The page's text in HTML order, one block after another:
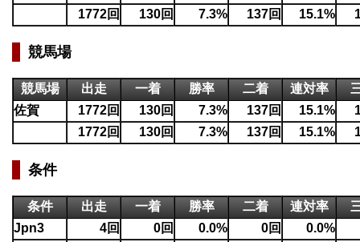
1772回
130回 7.3% 137回 15.1%
競馬場
競馬場 出走 一着 勝率 二着 連対率
佐賀
1772回 130回 7.3% 137回 15.1%
1772回
130回 7.3% 137回 15.1%
条件
条件 出走 一着 勝率 二着 連対率
Jpn3
4回 0回 0.0% 0回
0.0%